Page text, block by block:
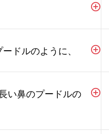
ドルのように、
い鼻のプードルの